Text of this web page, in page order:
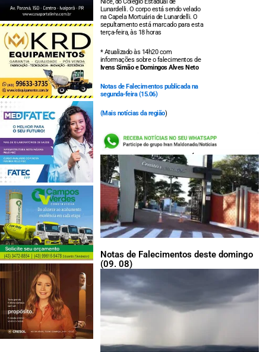
Nice, do Colégio Estadual de
Lunardelli. O corpo está sendo velado
na Capela Mortuária de Lunardelli. O
sepultamento está marcado para esta
terça-feira, às 18 horas
* Atualizado às 14h20 com
informações sobre o falecimentos de
Ivens Simão e Domingos Alves Neto
Notas de Falecimentos publicada na
segunda-feira (15.06)
(Mais notícias da região)
LEIA TAMBÉM:
Notas de Falecimentos deste domingo
(09. 08)